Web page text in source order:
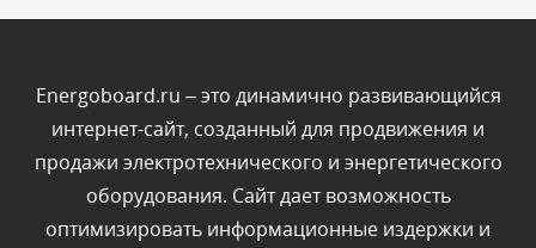
Комментарий проверяется
Текст комментария будет виден после проверки
администратором.
Сегодня, в 04:34
Energoboard.ru – это динамично развивающийся
интернет-сайт, созданный для продвижения и
продажи электротехнического и энергетического
оборудования. Сайт дает возможность
оптимизировать информационные издержки и